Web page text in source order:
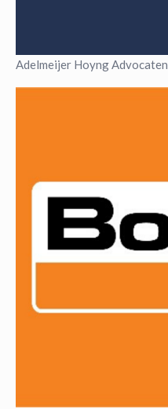
Adelmeijer Hoyng Advocaten